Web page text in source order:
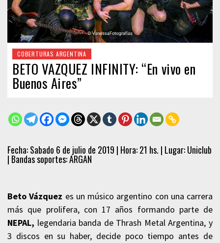
COBERTURAS ARGENTINA
BETO VAZQUEZ INFINITY: “En vivo en
Buenos Aires”
Fecha: Sabado 6 de julio de 2019 | Hora: 21 hs. | Lugar: Uniclub
| Bandas soportes: ARGAN
Beto Vázquez es un músico argentino con una carrera
más que prolifera, con 17 años formando parte de
NEPAL, legendaria banda de Thrash Metal Argentina, y
3 discos en su haber, decide poco tiempo antes de